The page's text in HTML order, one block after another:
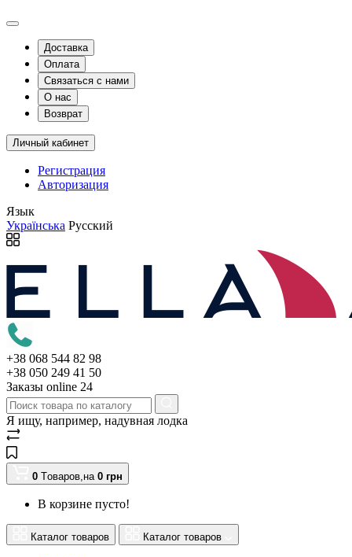
Доставка
Оплата
Связаться с нами
О нас
Возврат
Личный кабинет
Регистрация
Авторизация
Язык
Українська Русский
+38 068 544 82 98
+38 050 249 41 50
Заказы оnline 24
Я ищу, например, надувная лодка
0 Tоваров,на 0 грн
В корзине пусто!
Каталог товаров Каталог товаров